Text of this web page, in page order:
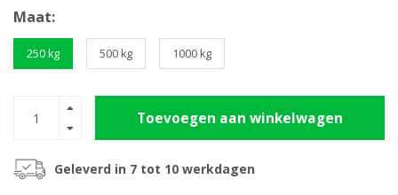
Maat:
250 kg 500 kg 1000 kg
Toevoegen aan winkelwagen
Geleverd in 7 tot 10 werkdagen